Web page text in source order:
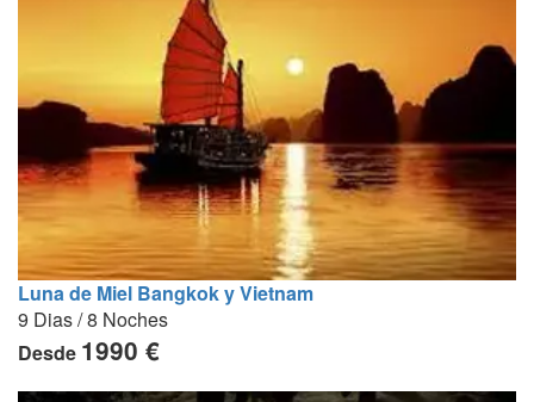
Luna de Miel Bangkok y Vietnam
9 Dias / 8 Noches
Desde 1990 €